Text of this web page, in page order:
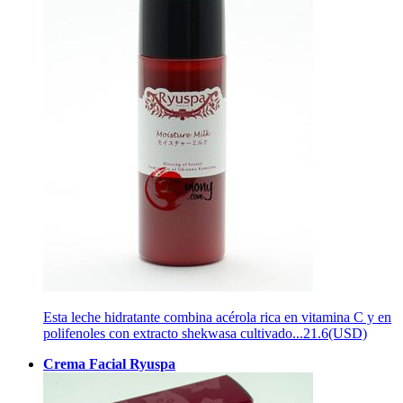
Esta leche hidratante combina acérola rica en vitamina C y en
polifenoles con extracto shekwasa cultivado...21.6(USD)
Crema Facial Ryuspa